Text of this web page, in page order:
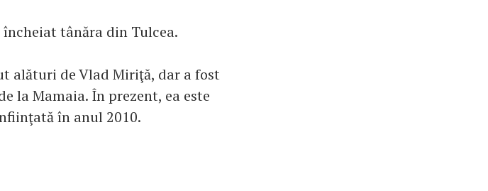
încheiat tânăra din Tulcea.
alături de Vlad Miriţă, dar a fost
la Mamaia. În prezent, ea este
în anul 2010.